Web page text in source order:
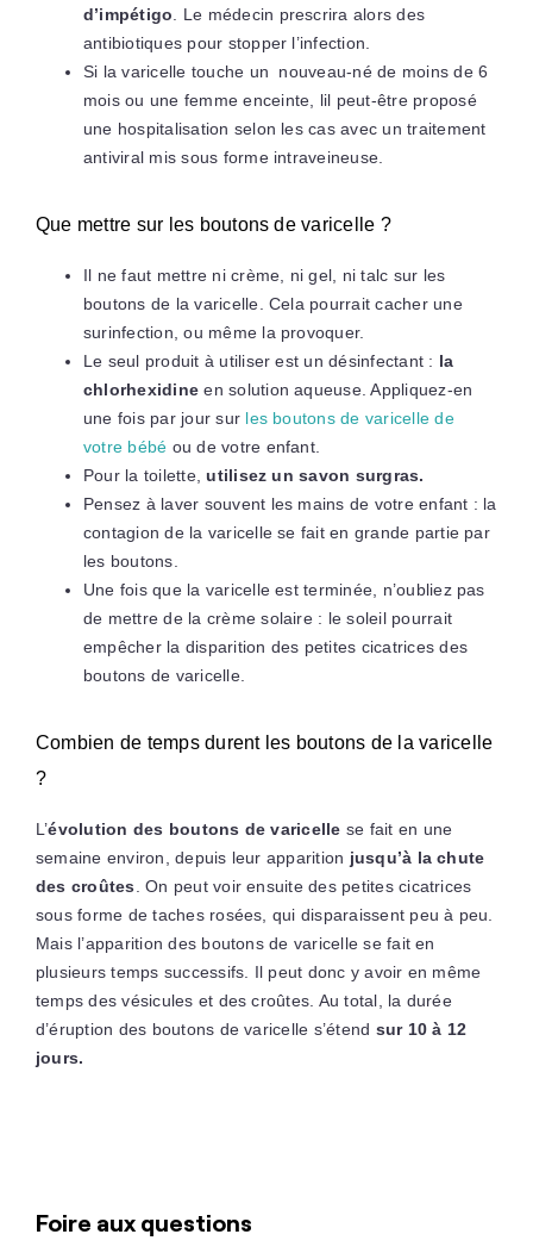
d’impétigo. Le médecin prescrira alors des
antibiotiques pour stopper l’infection.
Si la varicelle touche un nouveau-né de moins de 6
mois ou une femme enceinte, lil peut-être proposé
une hospitalisation selon les cas avec un traitement
antiviral mis sous forme intraveineuse.
Que mettre sur les boutons de varicelle ?
Il ne faut mettre ni crème, ni gel, ni talc sur les
boutons de la varicelle. Cela pourrait cacher une
surinfection, ou même la provoquer.
Le seul produit à utiliser est un désinfectant : la
chlorhexidine en solution aqueuse. Appliquez-en
une fois par jour sur les boutons de varicelle de
votre bébé ou de votre enfant.
Pour la toilette,utilisez un savon surgras.
Pensez à laver souvent les mains de votre enfant : la
contagion de la varicelle se fait en grande partie par
les boutons.
Une fois que la varicelle est terminée, n’oubliez pas
de mettre de la crème solaire : le soleil pourrait
empêcher la disparition des petites cicatrices des
boutons de varicelle.
Combien de temps durent les boutons de la varicelle
?
L’évolution des boutons de varicelle se fait en une
semaine environ, depuis leur apparition jusqu’à la chute
des croûtes. On peut voir ensuite des petites cicatrices
sous forme de taches rosées, qui disparaissent peu à peu.
Mais l’apparition des boutons de varicelle se fait en
plusieurs temps successifs. Il peut donc y avoir en même
temps des vésicules et des croûtes. Au total, la durée
d’éruption des boutons de varicelle s’étend sur 10 à 12
jours.
Foire aux questions